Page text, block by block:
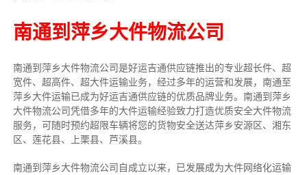
南通到萍乡大件物流公司
南通到萍乡大件物流公司是好运吉通供应链推出的专业超长件、超
宽件、超高件、超大件运输业务，经过多年的运营和发展，南通至
萍乡大件运输已成为好运吉通供应链的优质品牌业务。南通到萍乡
大件物流公司凭借多年的大件运输经验致力打造优质安全大件物流
服务，可随时预约超限车辆将您的货物安全送达萍乡安源区、湘东
区、莲花县、上栗县、芦溪县。
南通到萍乡大件物流公司自成立以来，已发展成为大件网络化运输